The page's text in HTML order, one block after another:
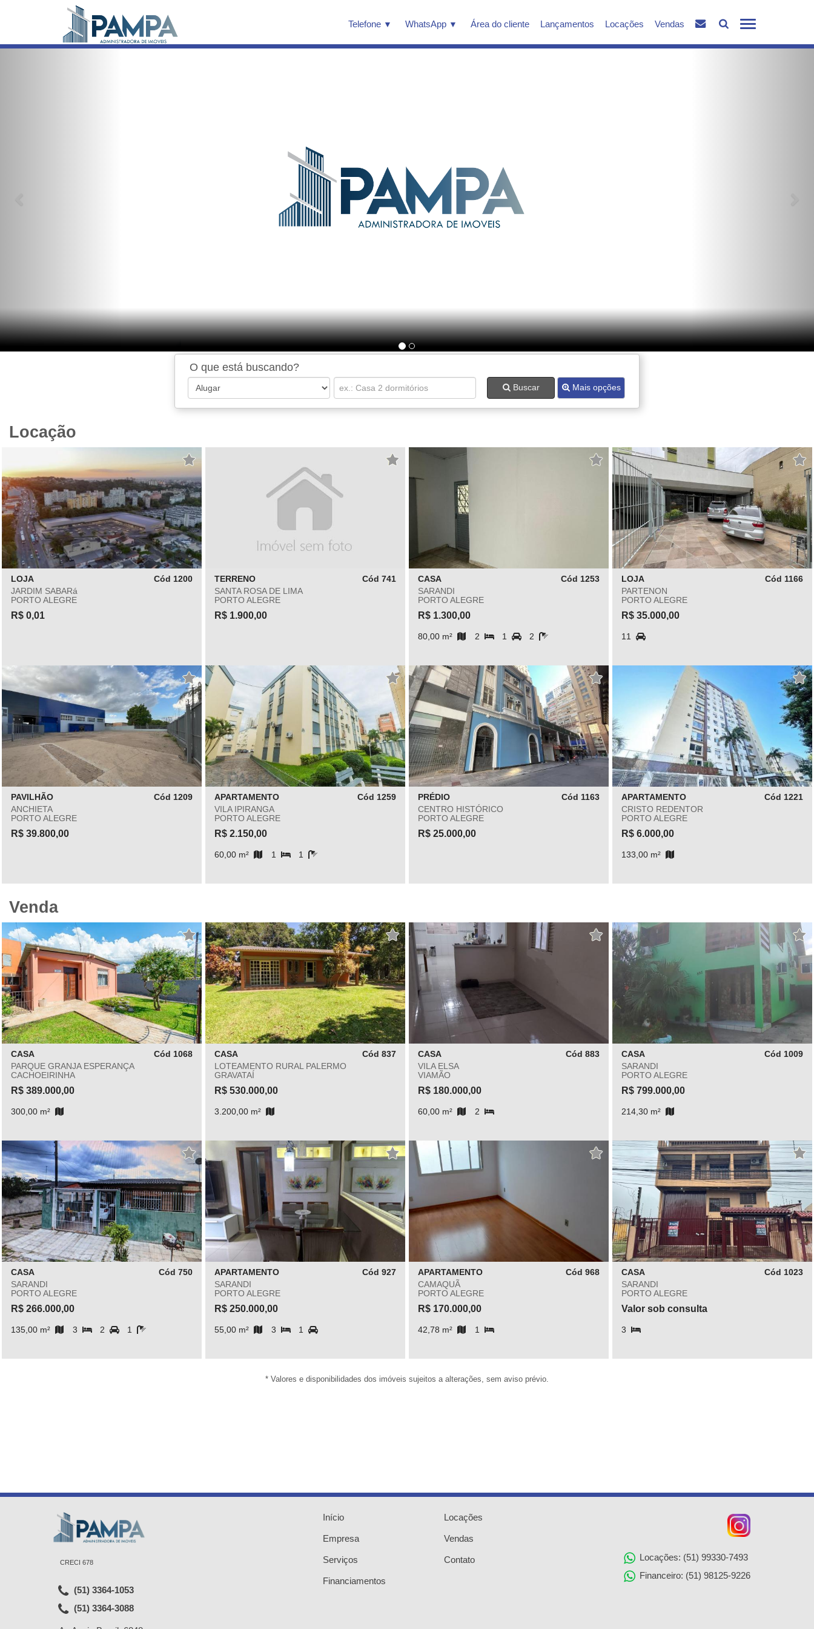
Telefone WhatsApp Área do cliente Lançamentos Locações Vendas
O que está buscando?
Mais opções
Buscar
Locação
LOJA
Cód 1200
JARDIM SABARá
PORTO ALEGRE
R$ 0,01
TERRENO
Cód 741
SANTA ROSA DE LIMA
PORTO ALEGRE
R$ 1.900,00
CASA
Cód 1253
SARANDI
PORTO ALEGRE
R$ 1.300,00
80,00 m² 2 1 2
LOJA
Cód 1166
PARTENON
PORTO ALEGRE
R$ 35.000,00
11
PAVILHÃO
Cód 1209
ANCHIETA
PORTO ALEGRE
R$ 39.800,00
APARTAMENTO
Cód 1259
VILA IPIRANGA
PORTO ALEGRE
R$ 2.150,00
60,00 m² 1 1
PRÉDIO
Cód 1163
CENTRO HISTÓRICO
PORTO ALEGRE
R$ 25.000,00
APARTAMENTO
Cód 1221
CRISTO REDENTOR
PORTO ALEGRE
R$ 6.000,00
133,00 m²
Venda
CASA
Cód 1068
PARQUE GRANJA ESPERANÇA
CACHOEIRINHA
R$ 389.000,00
300,00 m²
CASA
Cód 837
LOTEAMENTO RURAL PALERMO
GRAVATAÍ
R$ 530.000,00
3.200,00 m²
CASA
Cód 883
VILA ELSA
VIAMÃO
R$ 180.000,00
60,00 m² 2
CASA
Cód 1009
SARANDI
PORTO ALEGRE
R$ 799.000,00
214,30 m²
CASA
Cód 750
SARANDI
PORTO ALEGRE
R$ 266.000,00
135,00 m² 3 2 1
APARTAMENTO
Cód 927
SARANDI
PORTO ALEGRE
R$ 250.000,00
55,00 m² 3 1
APARTAMENTO
Cód 968
CAMAQUÃ
PORTO ALEGRE
R$ 170.000,00
42,78 m² 1
CASA
Cód 1023
SARANDI
PORTO ALEGRE
Valor sob consulta
3
* Valores e disponibilidades dos imóveis sujeitos a alterações, sem aviso prévio.
CRECI 678
(51) 3364-1053
(51) 3364-3088
Início
Empresa
Serviços
Financiamentos
Locações
Vendas
Contato
Locações: (51) 99330-7493
Financeiro: (51) 98125-9226